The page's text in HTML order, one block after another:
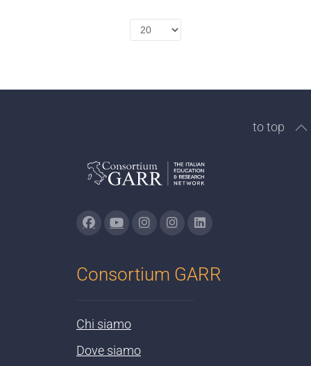
Select
page
to top
Consortium GARR
Chi siamo
Dove siamo